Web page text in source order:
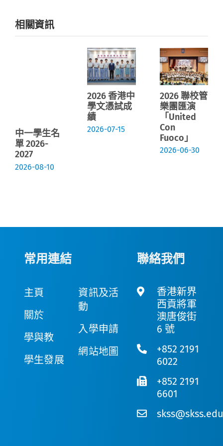
相關資訊
中一學生名
單 2026-
2027
2026-08-10
2026 香港中
學文憑試成
績
2026-07-15
2026 聯校管
樂團匯演
「United
Con
Fuoco」
2026-06-30
常用連結
主頁
關於
學與教
學生發展
資訊及活
動
入學申請
網站地圖
聯絡我們
香港新界
西貢將軍
澳唐俊街
6 號
+852 2191
6022
+852 2191
6601